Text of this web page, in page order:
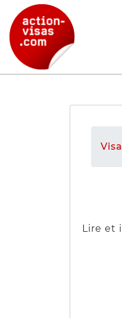
Lire et